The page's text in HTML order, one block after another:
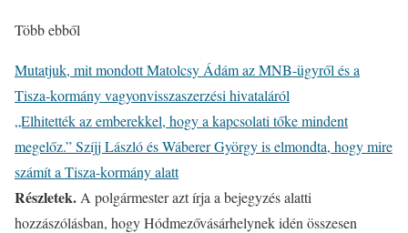
Több ebből
Mutatjuk, mit mondott Matolcsy Ádám az MNB-ügyről és a
Tisza-kormány vagyonvisszaszerzési hivataláról
„Elhitették az emberekkel, hogy a kapcsolati tőke mindent
megelőz.” Szíjj László és Wáberer György is elmondta, hogy mire
számít a Tisza-kormány alatt
Részletek. A polgármester azt írja a bejegyzés alatti
hozzászólásban, hogy Hódmezővásárhelynek idén összesen